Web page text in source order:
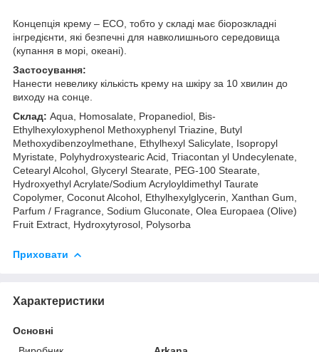
Концепція крему – ECO, тобто у складі має біорозкладні
інгредієнти, які безпечні для навколишнього середовища
(купання в морі, океані).
Застосування:
Нанести невелику кількість крему на шкіру за 10 хвилин до
виходу на сонце.
Склад: Aqua, Homosalate, Propanediol, Bis-
Ethylhexyloxyphenol Methoxyphenyl Triazine, Butyl
Methoxydibenzoylmethane, Ethylhexyl Salicylate, Isopropyl
Myristate, Polyhydroxystearic Acid, Triacontan yl Undecylenate,
Cetearyl Alcohol, Glyceryl Stearate, PEG-100 Stearate,
Hydroxyethyl Acrylate/Sodium Acryloyldimethyl Taurate
Copolymer, Coconut Alcohol, Ethylhexylglycerin, Xanthan Gum,
Parfum / Fragrance, Sodium Gluconate, Olea Europaea (Olive)
Fruit Extract, Hydroxytyrosol, Polysorba
Приховати
Характеристики
Основні